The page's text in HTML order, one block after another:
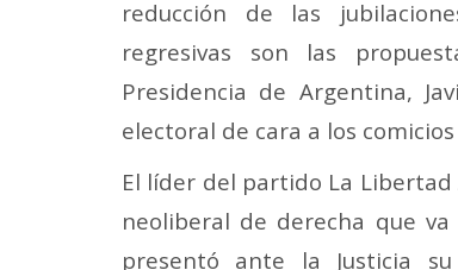
reducción de las
regresivas son las
Presidencia de Argentina,
electoral de cara a los
El líder del partido La Libertad
neoliberal de derecha que
presentó ante la Justicia